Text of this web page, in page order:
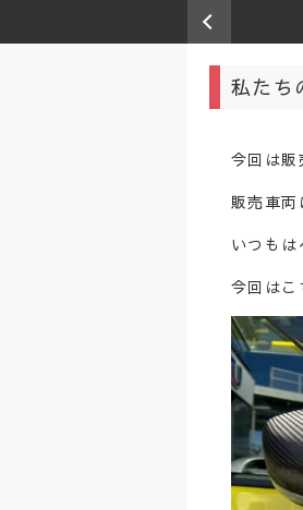
私たち
今回は販
販売車両
いつもは
今回はこ